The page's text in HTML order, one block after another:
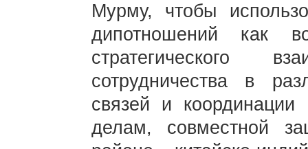
Мурму, чтобы
дипотношений как
стратегического
сотрудничества в
связей и
делам, совместной